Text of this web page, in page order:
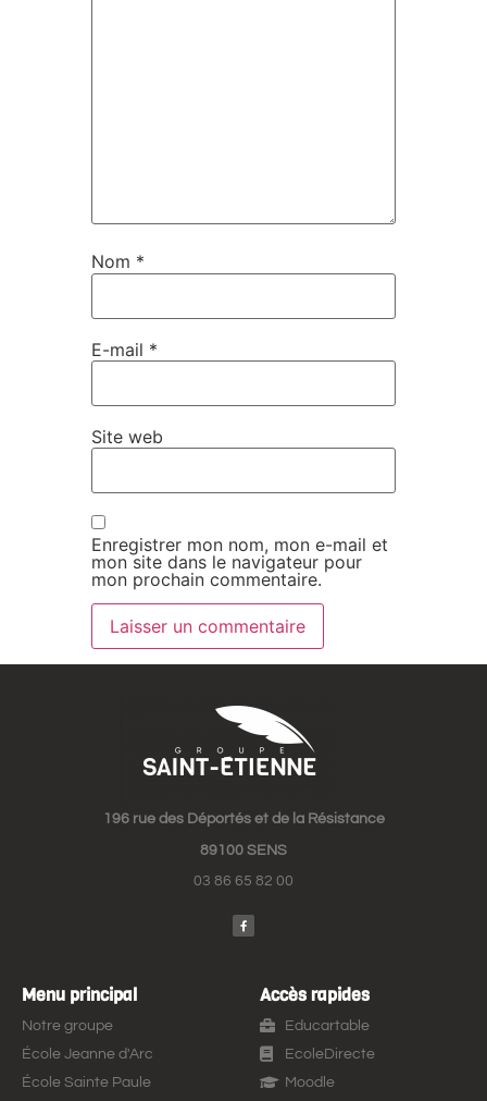
Nom *
E-mail *
Site web
Enregistrer mon nom, mon e-mail et
mon site dans le navigateur pour
mon prochain commentaire.
196 rue des Déportés et de la Résistance
89100 SENS
03 86 65 82 00
Menu principal
Notre groupe
École Jeanne d'Arc
École Sainte Paule
Accès rapides
Educartable
EcoleDirecte
Moodle